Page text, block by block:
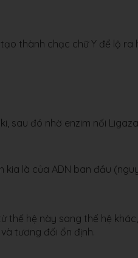
thành chạc chữ Y để lộ ra
sau đó nhờ enzim nối Ligaza
kia là của ADN ban đầu
thế hệ này sang thế hệ khác,
tương đối ổn định.